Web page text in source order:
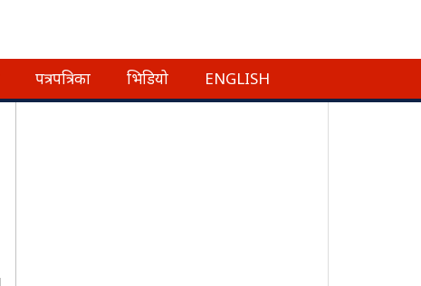
पत्रपत्रिका भिडियो ENGLISH